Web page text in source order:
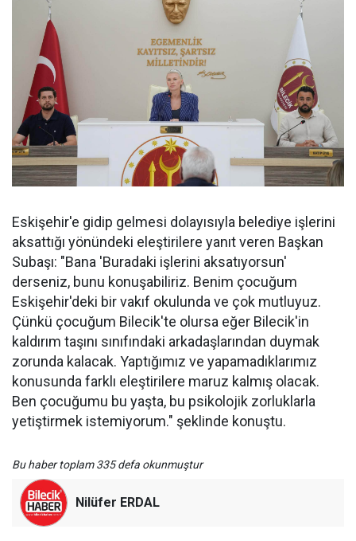
Eskişehir'e gidip gelmesi dolayısıyla belediye işlerini
aksattığı yönündeki eleştirilere yanıt veren Başkan
Subaşı: "Bana 'Buradaki işlerini aksatıyorsun'
derseniz, bunu konuşabiliriz. Benim çocuğum
Eskişehir'deki bir vakıf okulunda ve çok mutluyuz.
Çünkü çocuğum Bilecik'te olursa eğer Bilecik'in
kaldırım taşını sınıfındaki arkadaşlarından duymak
zorunda kalacak. Yaptığımız ve yapamadıklarımız
konusunda farklı eleştirilere maruz kalmış olacak.
Ben çocuğumu bu yaşta, bu psikolojik zorluklarla
yetiştirmek istemiyorum." şeklinde konuştu.
Bu haber toplam 335 defa okunmuştur
Nilüfer ERDAL